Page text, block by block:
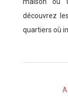
maison ou
découvrez
quartiers où